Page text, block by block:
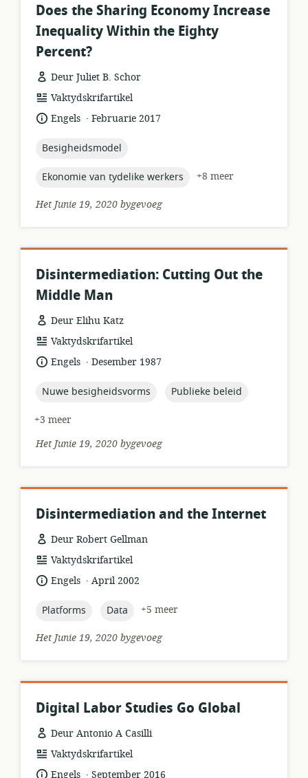
Does the Sharing Economy Increase
Inequality Within the Eighty
Percent?
Deur Juliet B. Schor
hulpbronformaat:
Vaktydskrifartikel
taal:Engels .
datumFebruarie 2017
topic:
Besigheidsmodel
topic:
Ekonomie van tydelike werkers
+8 meer
Het Junie 19, 2020 bygevoeg
Disintermediation: Cutting Out the
Middle Man
Deur Elihu Katz
hulpbronformaat:
Vaktydskrifartikel
taal:Engels .
datumDesember 1987
topic:
Nuwe besigheidsvorms topic:
Publieke beleid
+3 meer
Het Junie 19, 2020 bygevoeg
Disintermediation and the Internet
Deur Robert Gellman
hulpbronformaat:
Vaktydskrifartikel
taal:Engels .
datumApril 2002
topic:
Platforms topic:
Data
+5 meer
Het Junie 19, 2020 bygevoeg
Digital Labor Studies Go Global
Deur Antonio A Casilli
hulpbronformaat:
Vaktydskrifartikel
taal:Engels .
datumSeptember 2016